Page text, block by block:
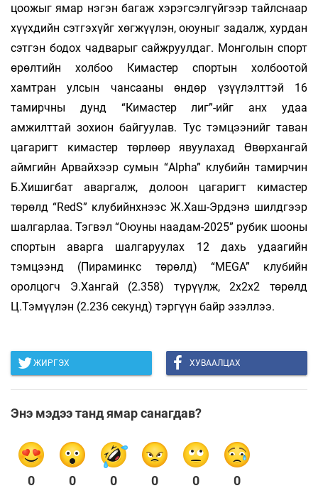
цоожыг ямар нэгэн багаж хэрэгсэлгүйгээр тайлснаар
хүүхдийн сэт­­­­гэхүйг хөгжүүлэн, оюуныг задалж, хурдан
сэтгэн бодох чадварыг сайж­руулдаг. Монголын спорт
өрөлтийн холбоо Кимастер спортын холбоотой
хамтран улсын чансааны өндөр үзүү­лэлттэй 16
тамирчны дунд “Кимастер лиг”-ийг анх удаа
амжилттай зохион байгуулав. Тус тэмцээнийг таван
ца­­­гаригт кимастер төрлөөр явуулахад Өвөрхангай
аймгийн Арвай­­хээр су­мын “Alpha” клубийн тамирчин
Б.Хи­­шигбат аваргалж, долоон цагаригт ки­­­мастер
төрөлд “RedS” клубийнхнээс Ж.Хаш-Эрдэнэ шилдгээр
шалгарлаа. Тэгвэл “Оюуны наадам-2025” рубик шооны
спортын аварга шалгаруу­­­­лах 12 дахь удаагийн
тэмцээнд (Пи­­раминкс төрөлд) “MEGA” клубийн
оролцогч Э.Хангай (2.358) түрүүлж, 2x2x2 төрөлд
Ц.Тэмүүлэн (2.236 секунд) тэргүүн байр эзэллээ.
ЖИРГЭХ ХУВААЛЦАХ
Энэ мэдээ танд ямар санагдав?
0 0 0 0 0 0